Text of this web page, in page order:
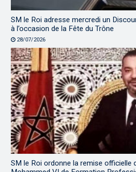
SM le Roi adresse mercredi un
à l’occasion de la Fête du Trône
28/07/2026
SM le Roi ordonne la remise officielle